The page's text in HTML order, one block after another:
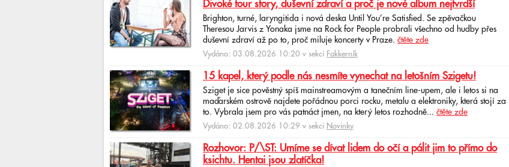
Divoké tour story, duševní zdraví a proč je nové album nejtvrdší
Brighton, turné, laryngitida i nová deska Until You’re Satisfied. Se zpěvačkou
Theresou Jarvis z Yonaka jsme na Rock for People probrali všechno od hudby přes
duševní zdraví až po to, proč miluje koncerty v Praze. čtěte zde
Vydáno: 03.08.2026 10:20 v sekci Fakkerník
15 kapel, který podle nás nesmíte vynechat na letošním Szigetu!
Sziget je sice pověstný spíš mainstreamovým a tanečním line-upem, ale i letos si na
maďarském ostrově najdete pořádnou porci rocku, metalu a elektroniky, která stojí za
to. Vybrala jsem pro vás patnáct jmen, na který letos rozhodně... čtěte zde
Vydáno: 02.08.2026 10:29 v sekci Novinky
Rozhovor: P/\ST: Umíme se dívat lidem do očí a pálit jim to přímo do
ksichtu. Hentai jsou zlatíčka!